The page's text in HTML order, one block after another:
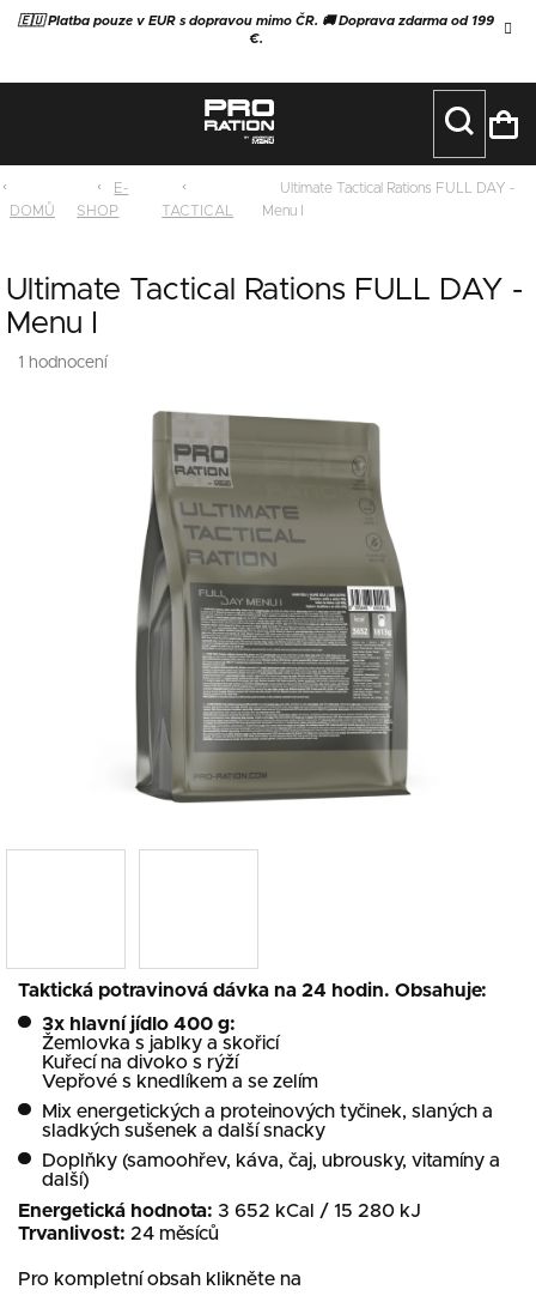
Přejít
🇪🇺 Platba pouze v EUR s dopravou mimo ČR. 🚚 Doprava zdarma od 199
€.
DOMŮ
E-
SHOP
TACTICAL
Ultimate Tactical Rations FULL DAY -
Menu I
Ultimate Tactical Rations FULL DAY -
Menu I
Průměrné
1 hodnocení
Taktická potravinová dávka na 24 hodin. Obsahuje:
3x hlavní jídlo 400 g:
Žemlovka s jablky a skořicí
Kuřecí na divoko s rýží
Vepřové s knedlíkem a se zelím
Mix energetických a proteinových tyčinek, slaných a
sladkých sušenek a další snacky
Doplňky (samoohřev, káva, čaj, ubrousky, vitamíny a
další)
Energetická hodnota: 3 652 kCal / 15 280 kJ
Trvanlivost: 24 měsíců
Pro kompletní obsah klikněte na